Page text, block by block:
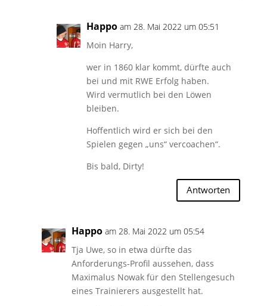
Happo am 28. Mai 2022 um 05:51
Moin Harry,
wer in 1860 klar kommt, dürfte auch
bei und mit RWE Erfolg haben.
Wird vermutlich bei den Löwen
bleiben.
Hoffentlich wird er sich bei den
Spielen gegen „uns“ vercoachen“.
Bis bald, Dirty!
Antworten
Happo am 28. Mai 2022 um 05:54
Tja Uwe, so in etwa dürfte das
Anforderungs-Profil aussehen, dass
Maximalus Nowak für den Stellengesuch
eines Trainierers ausgestellt hat.